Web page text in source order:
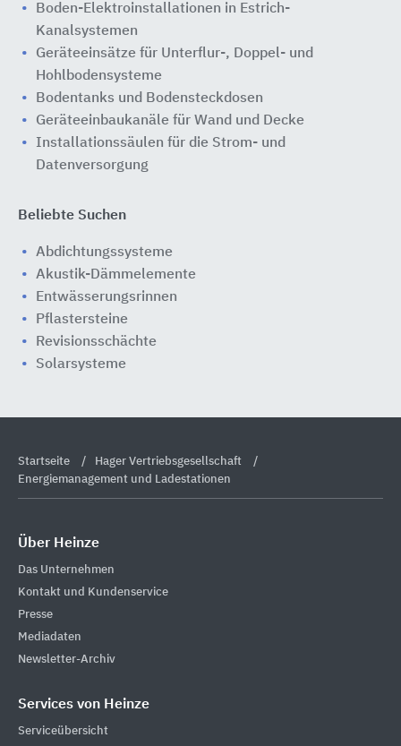
Boden-Elektroinstallationen in Estrich-
Kanalsystemen
Geräteeinsätze für Unterflur-, Doppel- und
Hohlbodensysteme
Bodentanks und Bodensteckdosen
Geräteeinbaukanäle für Wand und Decke
Installationssäulen für die Strom- und
Datenversorgung
Beliebte Suchen
Abdichtungssysteme
Akustik-Dämmelemente
Entwässerungsrinnen
Pflastersteine
Revisionsschächte
Solarsysteme
Startseite
Hager Vertriebsgesellschaft
Ener­gie­ma­na­ge­ment und La­de­sta­ti­o­nen
Über Heinze
Das Unternehmen
Kontakt und Kundenservice
Presse
Mediadaten
Newsletter-Archiv
Services von Heinze
Serviceübersicht